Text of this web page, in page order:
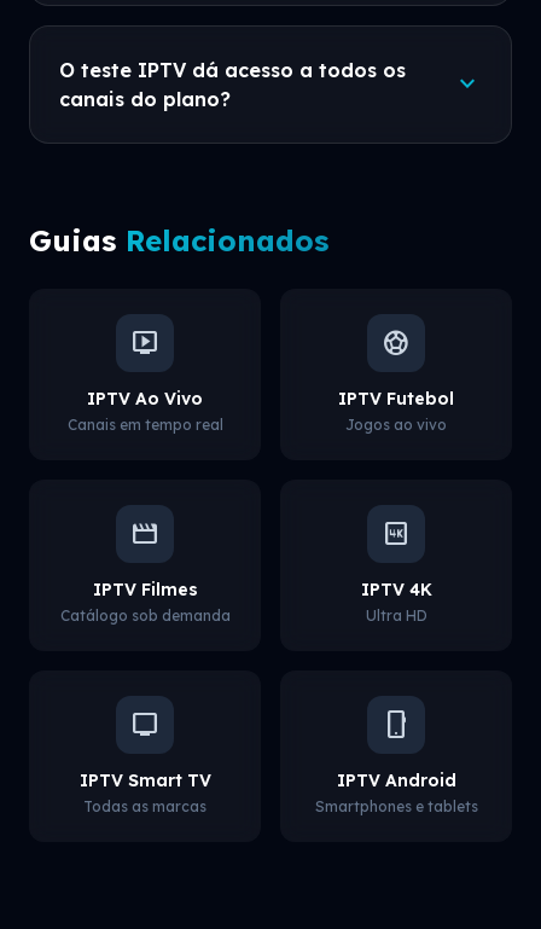
O teste IPTV dá acesso a todos os
canais do plano?
expand_more
Guias Relacionados
live_tv
IPTV Ao Vivo
Canais em tempo real
sports_soccer
IPTV Futebol
Jogos ao vivo
movie
IPTV Filmes
Catálogo sob demanda
4k
IPTV 4K
Ultra HD
tv
IPTV Smart TV
Todas as marcas
phone_android
IPTV Android
Smartphones e tablets